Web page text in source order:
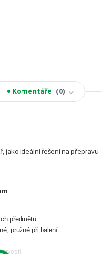
Komentáře 0
jako ideální řešení na přepravu
předmětů
pružné při balení